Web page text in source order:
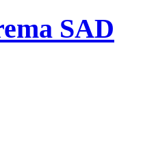
SAD